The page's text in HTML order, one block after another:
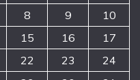
8 9
10
15 16
17
22 23
24